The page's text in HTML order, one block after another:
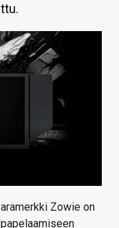
Zowie on